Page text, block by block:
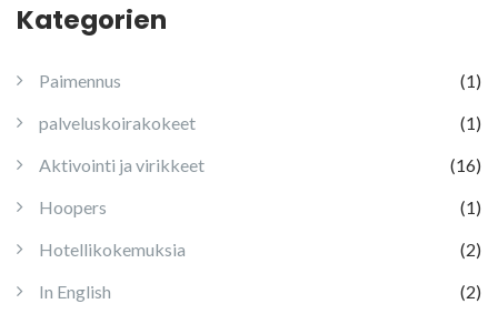
Kategorien
Paimennus
(1)
palveluskoirakokeet
(1)
Aktivointi ja virikkeet
(16)
Hoopers
(1)
Hotellikokemuksia
(2)
In English
(2)